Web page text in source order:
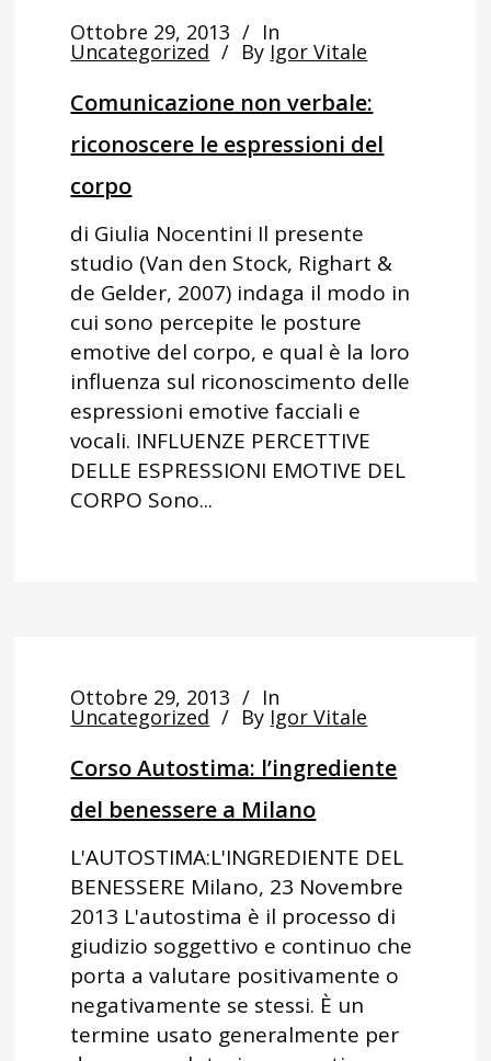
Ottobre 29, 2013 In
Uncategorized By Igor Vitale
Comunicazione non verbale:
riconoscere le espressioni del
corpo
di Giulia Nocentini Il presente
studio (Van den Stock, Righart &
de Gelder, 2007) indaga il modo in
cui sono percepite le posture
emotive del corpo, e qual è la loro
influenza sul riconoscimento delle
espressioni emotive facciali e
vocali. INFLUENZE PERCETTIVE
DELLE ESPRESSIONI EMOTIVE DEL
CORPO Sono...
Ottobre 29, 2013 In
Uncategorized By Igor Vitale
Corso Autostima: l’ingrediente
del benessere a Milano
L'AUTOSTIMA:L'INGREDIENTE DEL
BENESSERE Milano, 23 Novembre
2013 L'autostima è il processo di
giudizio soggettivo e continuo che
porta a valutare positivamente o
negativamente se stessi. È un
termine usato generalmente per